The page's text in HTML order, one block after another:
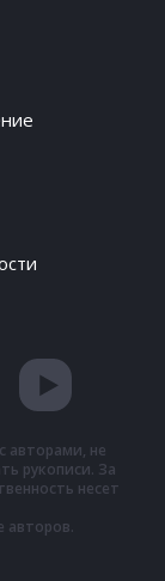
авторами, не
рукописи. За
несет
авторов.